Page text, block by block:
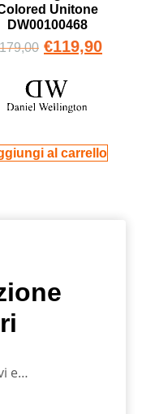
Unitone
DW00100468
179,00 €119,90
al carrello
e…